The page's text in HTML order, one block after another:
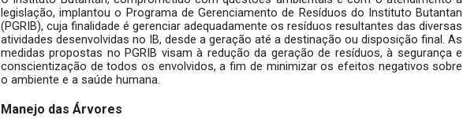
legislação, implantou o Programa de Gerenciamento de Resíduos do Instituto Butantan
(PGRIB), cuja finalidade é gerenciar adequadamente os resíduos resultantes das diversas
atividades desenvolvidas no IB, desde a geração até a destinação ou disposição final. As
medidas propostas no PGRIB visam à redução da geração de resíduos, à segurança e
conscientização de todos os envolvidos, a fim de minimizar os efeitos negativos sobre
o ambiente e a saúde humana.
Manejo das Árvores